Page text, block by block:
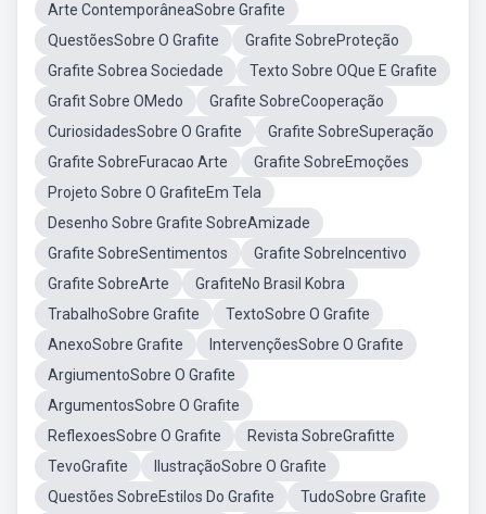
Arte ContemporâneaSobre Grafite
QuestõesSobre O Grafite
Grafite SobreProteção
Grafite Sobrea Sociedade
Texto Sobre OQue E Grafite
Grafit Sobre OMedo
Grafite SobreCooperação
CuriosidadesSobre O Grafite
Grafite SobreSuperação
Grafite SobreFuracao Arte
Grafite SobreEmoções
Projeto Sobre O GrafiteEm Tela
Desenho Sobre Grafite SobreAmizade
Grafite SobreSentimentos
Grafite SobreIncentivo
Grafite SobreArte
GrafiteNo Brasil Kobra
TrabalhoSobre Grafite
TextoSobre O Grafite
AnexoSobre Grafite
IntervençõesSobre O Grafite
ArgiumentoSobre O Grafite
ArgumentosSobre O Grafite
ReflexoesSobre O Grafite
Revista SobreGrafitte
TevoGrafite
IlustraçãoSobre O Grafite
Questões SobreEstilos Do Grafite
TudoSobre Grafite